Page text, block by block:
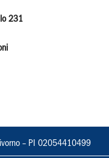
231
– PI 02054410499